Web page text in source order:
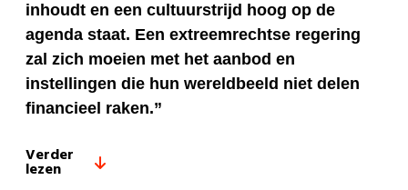
inhoudt en een cultuurstrijd hoog op de
agenda staat. Een extreemrechtse regering
zal zich moeien met het aanbod en
instellingen die hun wereldbeeld niet delen
financieel raken.”
Verder
lezen